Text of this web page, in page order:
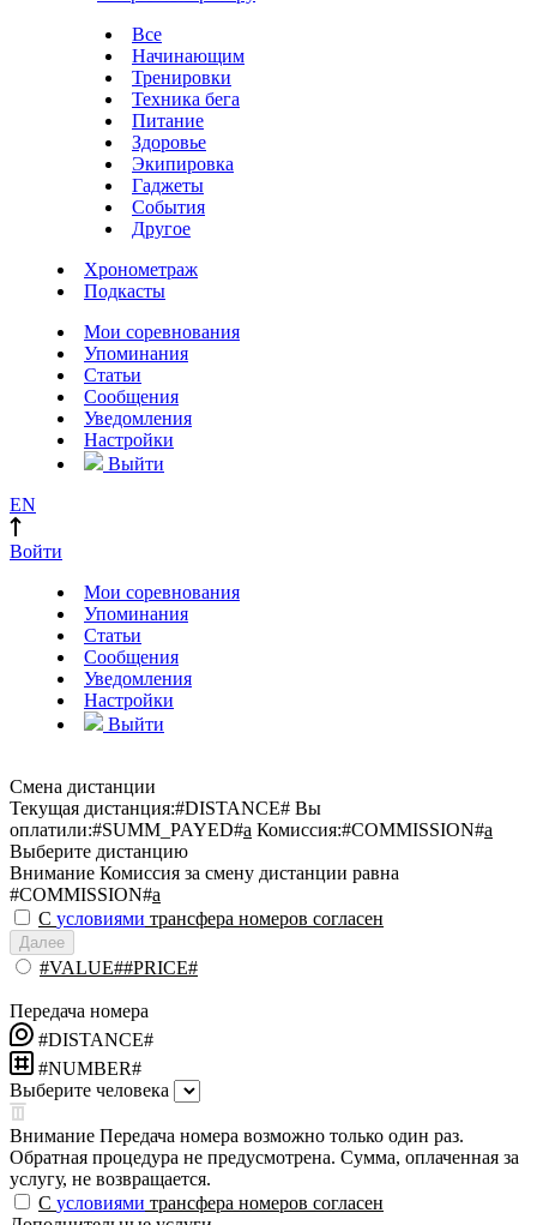
Все
Начинающим
Тренировки
Техника бега
Питание
Здоровье
Экипировка
Гаджеты
События
Другое
Хронометраж
Подкасты
Мои соревнования
Упоминания
Статьи
Сообщения
Уведомления
Настройки
Выйти
EN
Войти
Мои соревнования
Упоминания
Статьи
Сообщения
Уведомления
Настройки
Выйти
Смена дистанции
Текущая дистанция:#DISTANCE# Вы
оплатили:#SUMM_PAYED#a Комиссия:#COMMISSION#a
Выберите дистанцию
Внимание Комиссия за смену дистанции равна
#COMMISSION#a
С условиями трансфера номеров согласен
Далее
#VALUE##PRICE#
Передача номера
#DISTANCE#
#NUMBER#
Выберите человека
Внимание Передача номера возможно только один раз.
Обратная процедура не предусмотрена. Сумма, оплаченная за
услугу, не возвращается.
С условиями трансфера номеров согласен